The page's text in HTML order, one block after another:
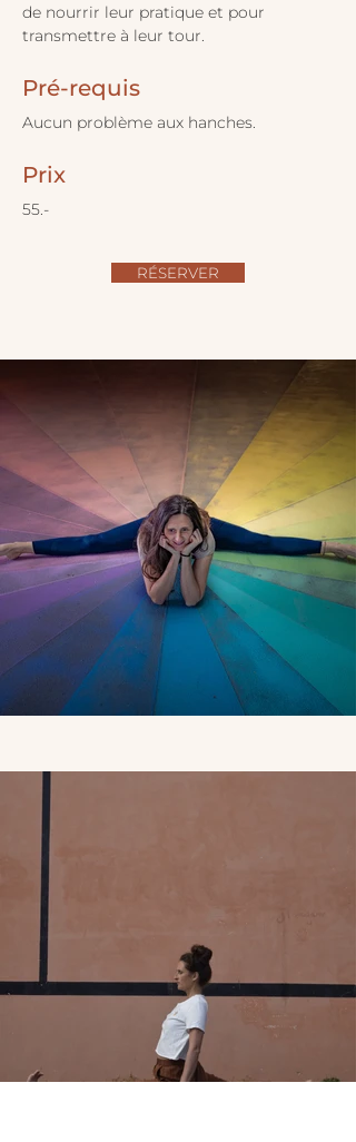
de nourrir leur pratique et pour
transmettre à leur tour.
Pré-requis
Aucun problème aux hanches.
Prix
55.-
RÉSERVER